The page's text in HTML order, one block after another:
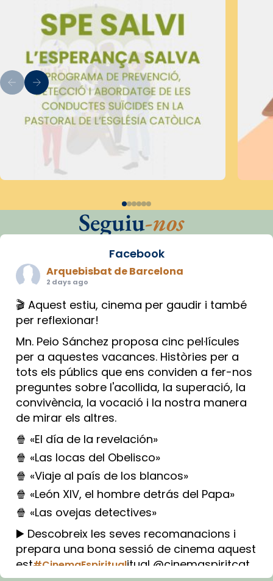
Seguiu-nos
Facebook
Arquebisbat de Barcelona
2 days ago
🎬 Aquest estiu, cinema per gaudir i també
per reflexionar!
Mn. Peio Sánchez proposa cinc pel·lícules
per a aquestes vacances. Històries per a
tots els públics que ens conviden a fer-nos
preguntes sobre l'acollida, la superació, la
convivència, la vocació i la nostra manera
de mirar els altres.
🍿 «El día de la revelación»
🍿 «Las locas del Obelisco»
🍿 «Viaje al país de los blancos»
🍿 «León XIV, el hombre detrás del Papa»
🍿 «Las ovejas detectives»
▶️ Descobreix les seves recomanacions i
prepara una bona sessió de cinema aquest
est#CinemaEspiritualitual @cinemaspiritcat